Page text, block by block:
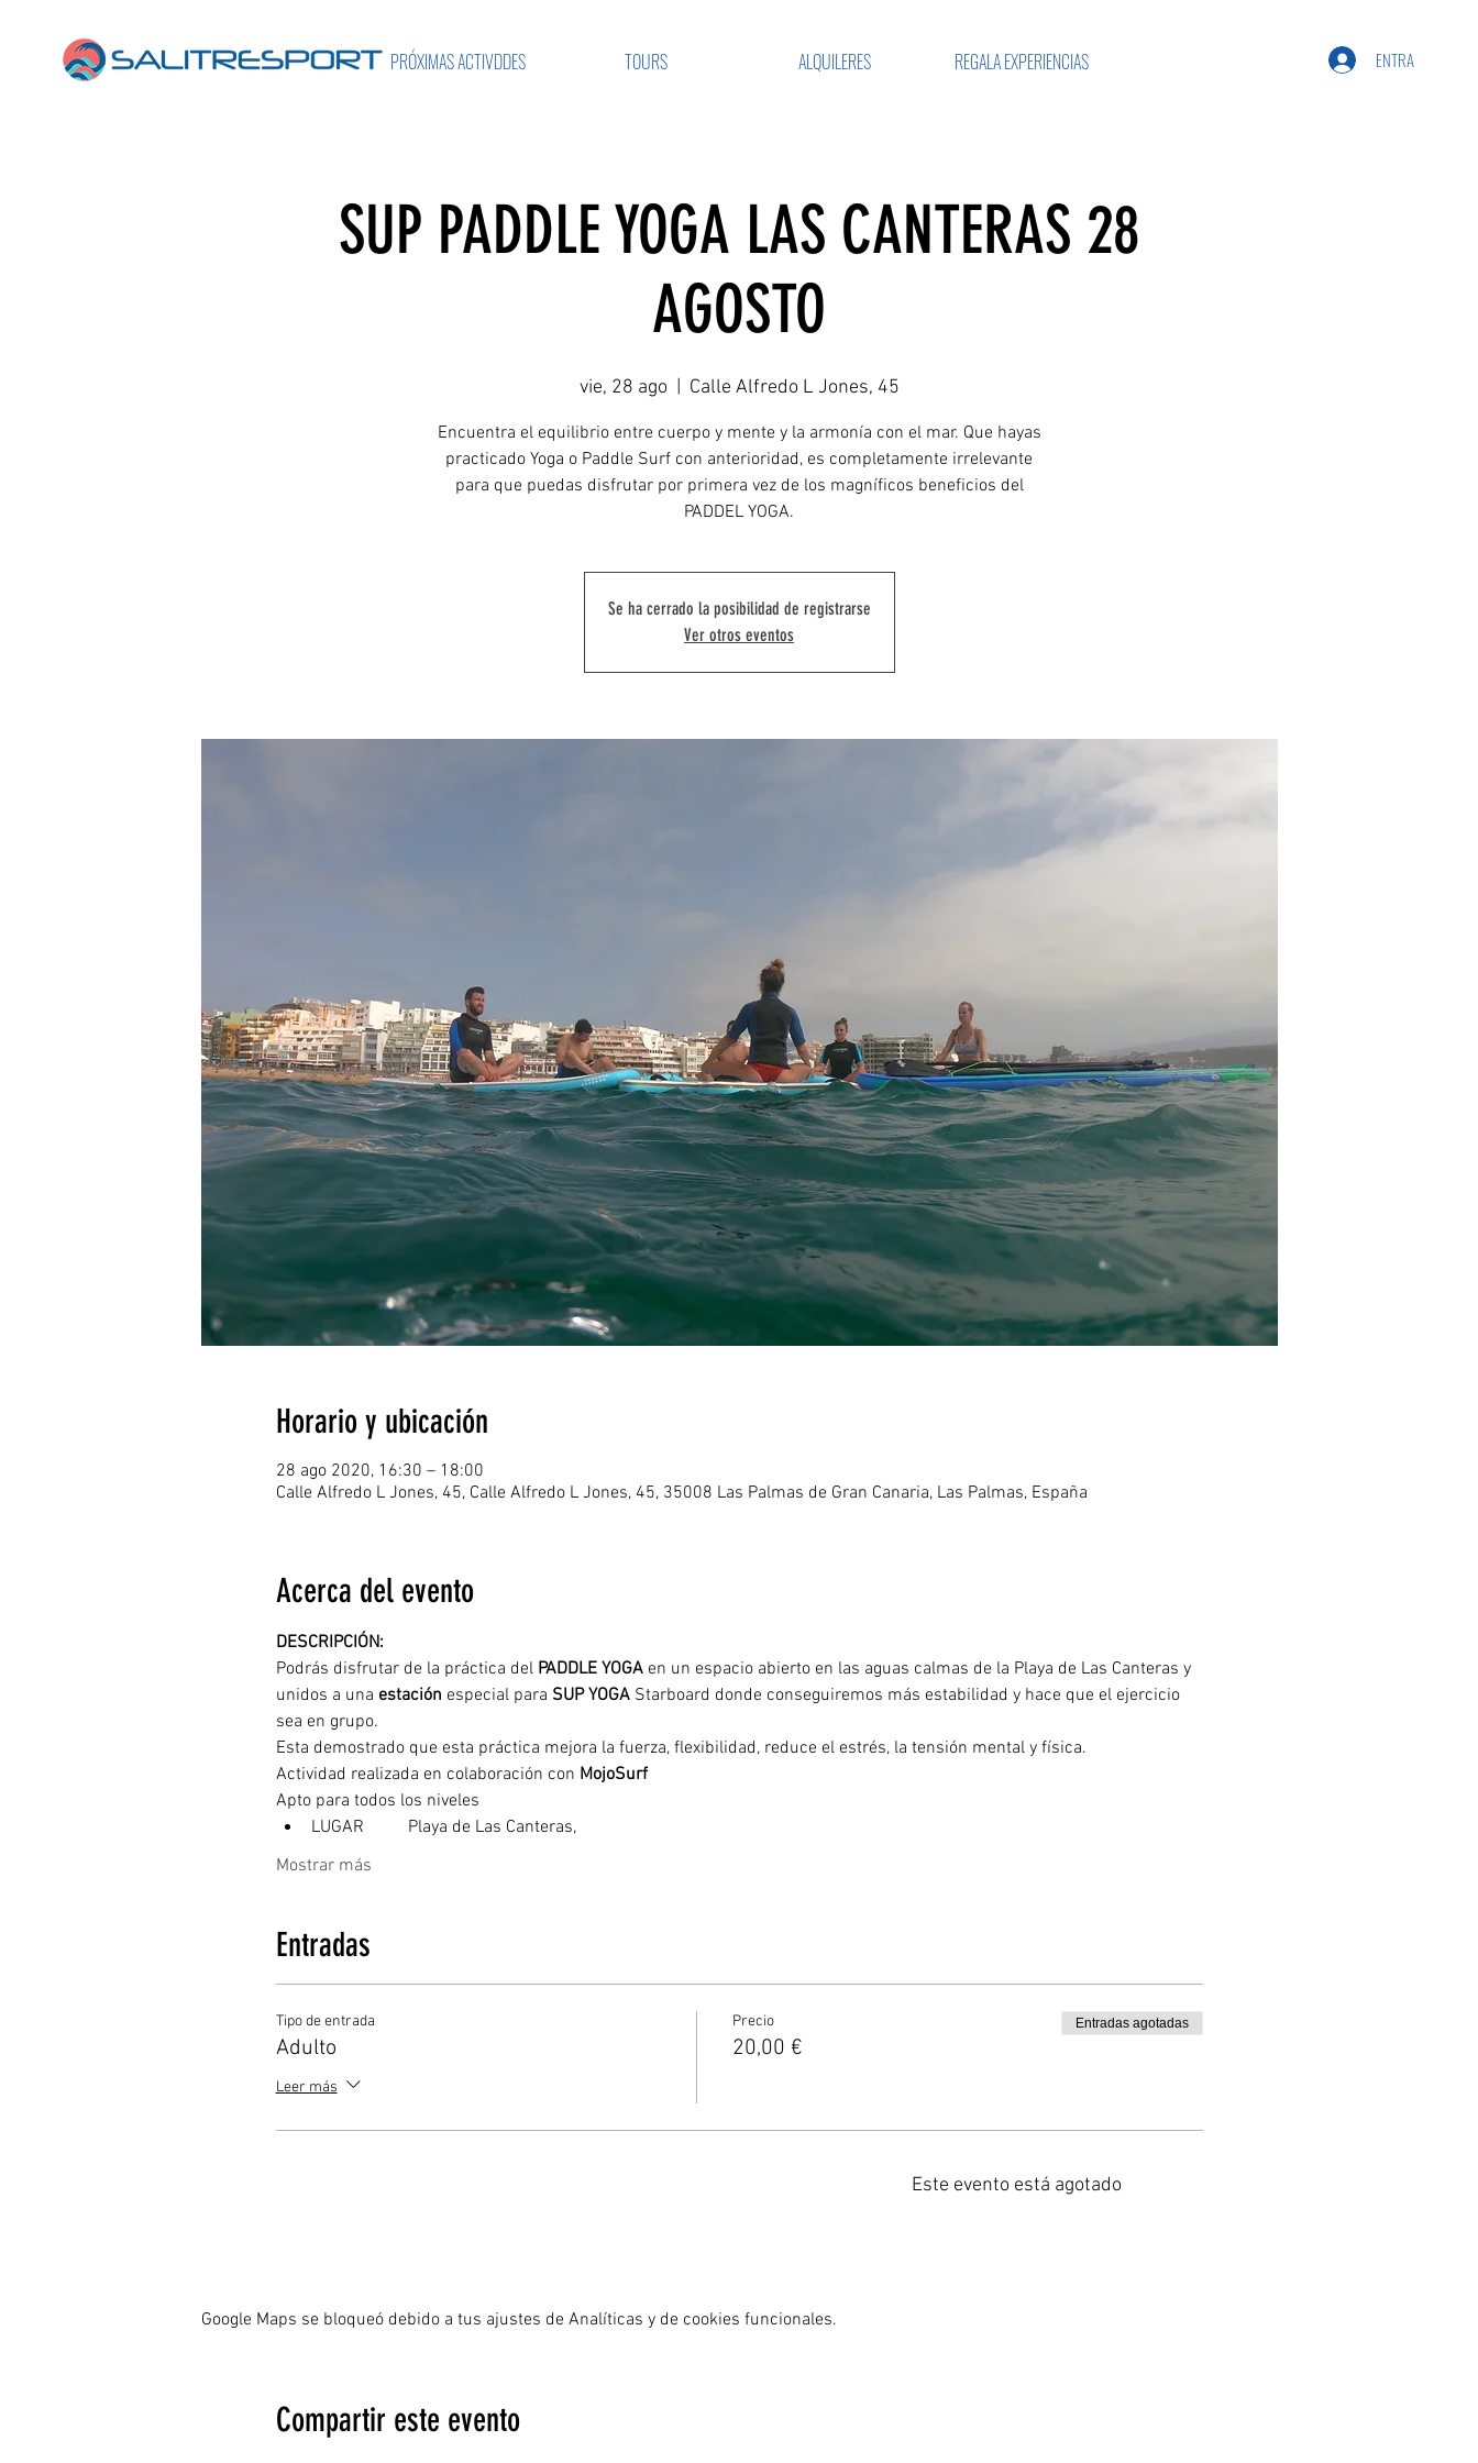
PRÓXIMAS ACTIVDDES TOURS ALQUILERES REGALA EXPERIENCIAS ENTRA
SUP PADDLE YOGA LAS CANTERAS 28
AGOSTO
vie, 28 ago Calle Alfredo L Jones, 45
Encuentra el equilibrio entre cuerpo y mente y la armonía con el mar. Que hayas
practicado Yoga o Paddle Surf con anterioridad, es completamente irrelevante
para que puedas disfrutar por primera vez de los magníficos beneficios del
PADDEL YOGA.
Se ha cerrado la posibilidad de registrarse
Ver otros eventos
Horario y ubicación
28 ago 2020, 16:30 – 18:00
Calle Alfredo L Jones, 45, Calle Alfredo L Jones, 45, 35008 Las Palmas de Gran Canaria, Las Palmas, España
Acerca del evento
DESCRIPCIÓN:
Podrás disfrutar de la práctica del PADDLE YOGA en un espacio abierto en las aguas calmas de la Playa de Las Canteras y
unidos a una estación especial para SUP YOGA Starboard donde conseguiremos más estabilidad y hace que el ejercicio
sea en grupo.
Esta demostrado que esta práctica mejora la fuerza, flexibilidad, reduce el estrés, la tensión mental y física.
Actividad realizada en colaboración con MojoSurf
Apto para todos los niveles
LUGAR	  Playa de Las Canteras,
Mostrar más
Entradas
Tipo de entrada
Adulto
Leer más
Precio
20,00 €
Entradas agotadas
Este evento está agotado
Google Maps se bloqueó debido a tus ajustes de Analíticas y de cookies funcionales.
Compartir este evento